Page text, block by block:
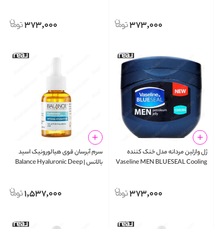
373,000
373,000
ژل وازلین مردانه مدل خنک کننده
Vaseline MEN BLUESEAL Cooling
373,000
سرم آبرسان قوی هیالورونیک اسید
بالانس | Balance Hyaluronic Deep
1,537,000